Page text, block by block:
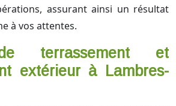
assurant ainsi un résultat
à vos attentes.
terrassement et
extérieur à Lambres-